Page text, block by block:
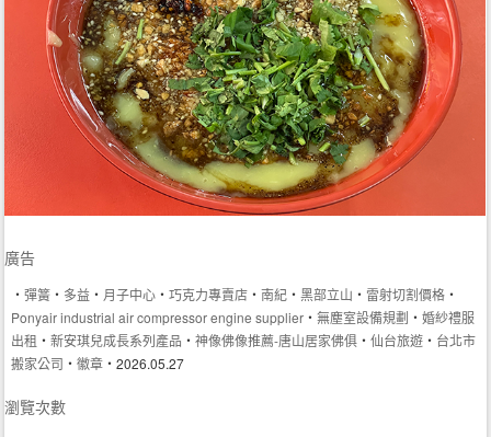
廣告
‧彈簧 ‧ 多益 ‧ 月子中心 ‧巧克力專賣店 ‧南紀 ‧黑部立山 ‧ 雷射切割價格 ‧
Ponyair industrial air compressor engine supplier ‧無塵室設備規劃 ‧婚紗禮服
出租 ‧新安琪兒成長系列產品 ‧神像佛像推薦-唐山居家佛俱 ‧仙台旅遊 ‧ 台北市
搬家公司 ‧徽章 ‧2026.05.27
瀏覽次數